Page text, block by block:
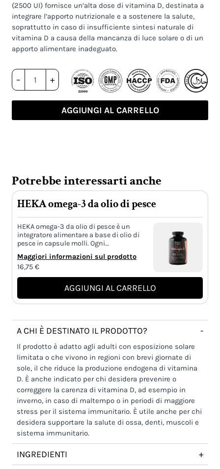
(2500 UI) fornisce un’alta dose di vitamina D, destinata a
integrare l’apporto nutrizionale e a sostenere la salute,
soprattutto in caso di insufficiente sintesi naturale di
vitamina D a causa della mancanza di luce solare o di un
apporto alimentare inadeguato.
–
HEKA
vitamina
molli
+
AGGIUNGI AL CARRELLO
Potrebbe interessarti anche
HEKA omega-3 da olio di pesce
HEKA omega-3 da olio di pesce è un
integratore alimentare a base di olio di
pesce in capsule molli. Ogni…
Maggiori informazioni sul prodotto
16,75 €
AGGIUNGI AL CARRELLO
A CHI È DESTINATO IL PRODOTTO? -
Il prodotto è adatto agli adulti con esposizione solare
limitata o che vivono in regioni con brevi giornate di
sole, il che riduce la produzione endogena di vitamina
D. È anche indicato per chi desidera prevenire o
correggere la carenza di vitamina D, ad esempio in
inverno, in caso di maltempo o in periodi di maggiore
stress per il sistema immunitario. È utile anche per chi
desidera supportare la salute di ossa, denti, muscoli e
sistema immunitario.
INGREDIENTI
+